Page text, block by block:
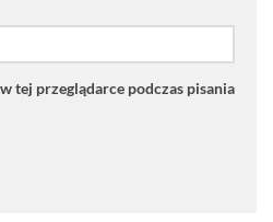
tej przeglądarce podczas pisania